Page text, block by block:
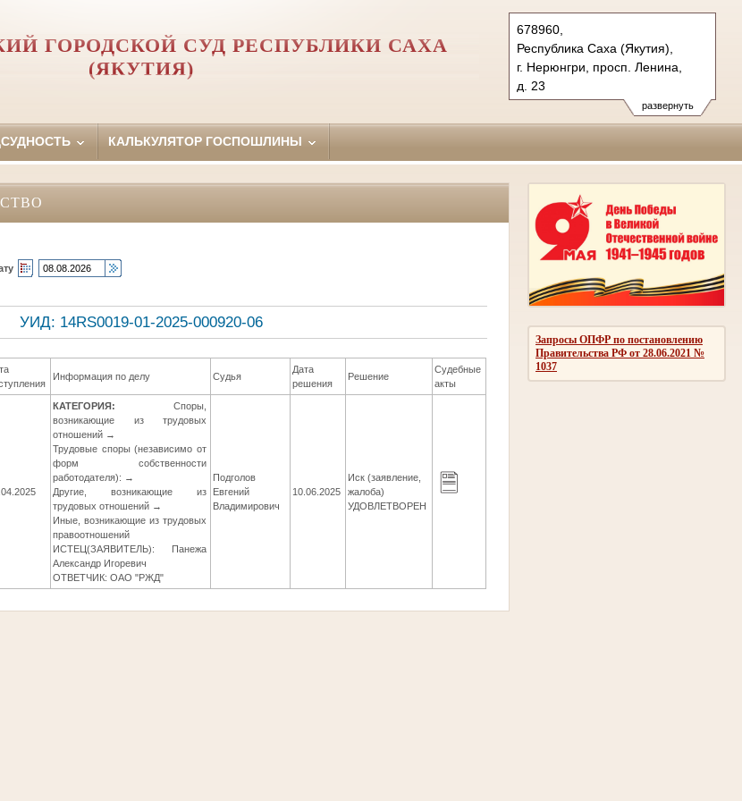
развернуть
678960,
Республика Саха (Якутия),
г. Нерюнгри, просп. Ленина,
д. 23
Тел.: (41147) 4-06-10
nerungry.jak@sudrf.ru
ГОРОДСКОЙ СУД РЕСПУБЛИКИ САХА
(ЯКУТИЯ)
КАЛЬКУЛЯТОР ГОСПОШЛИНЫ
Запросы ОПФР по постановлению
Правительства РФ от 28.06.2021 №
1037
УИД: 14RS0019-01-2025-000920-06
Информация по делу Судья
Дата
решения
Решение
Судебные
акты
КАТЕГОРИЯ: Споры,
возникающие из трудовых
отношений →
Трудовые споры (независимо от
форм собственности
работодателя): →
Другие, возникающие из
трудовых отношений →
Иные, возникающие из трудовых
правоотношений
ИСТЕЦ(ЗАЯВИТЕЛЬ): Панежа
Александр Игоревич
ОТВЕТЧИК: ОАО "РЖД"
Подголов
Евгений
Владимирович
10.06.2025
Иск (заявление,
жалоба)
УДОВЛЕТВОРЕН